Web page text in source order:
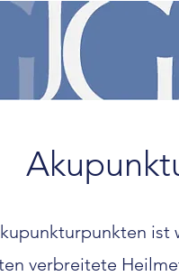
ist
verbreitete